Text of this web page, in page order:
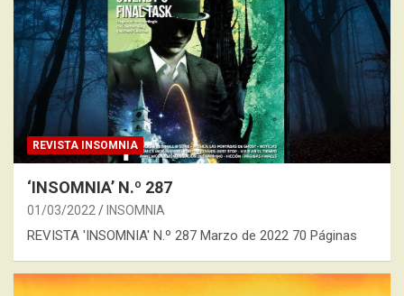
REVISTA INSOMNIA
‘INSOMNIA’ N.º 287
01/03/2022 INSOMNIA
REVISTA 'INSOMNIA' N.º 287 Marzo de 2022 70 Páginas